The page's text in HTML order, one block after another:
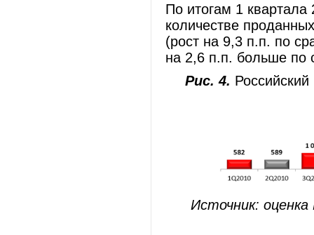
По итогам 1
количестве
(рост на 9,3 п.п. по
на 2,6 п.п. больше по
Рис. 4.
Источник: